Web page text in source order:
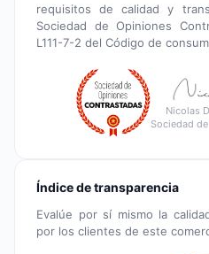
requisitos de calidad y
Sociedad de Opiniones
L111-7-2 del Código de
Nicolas
Sociedad
Índice de transparencia
Evalúe por sí mismo la
por los clientes de este